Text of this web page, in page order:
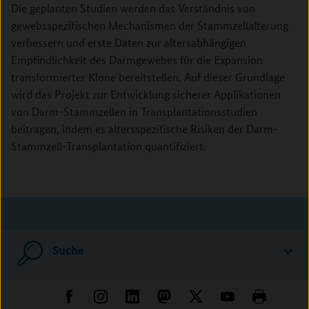
Die geplanten Studien werden das Verständnis von
gewebsspezifischen Mechanismen der Stammzellalterung
verbessern und erste Daten zur altersabhängigen
Empfindlichkeit des Darmgewebes für die Expansion
transformierter Klone bereitstellen. Auf dieser Grundlage
wird das Projekt zur Entwicklung sicherer Applikationen
von Darm-Stammzellen in Transplantationsstudien
beitragen, indem es altersspezifische Risiken der Darm-
Stammzell-Transplantation quantifiziert.
Suche